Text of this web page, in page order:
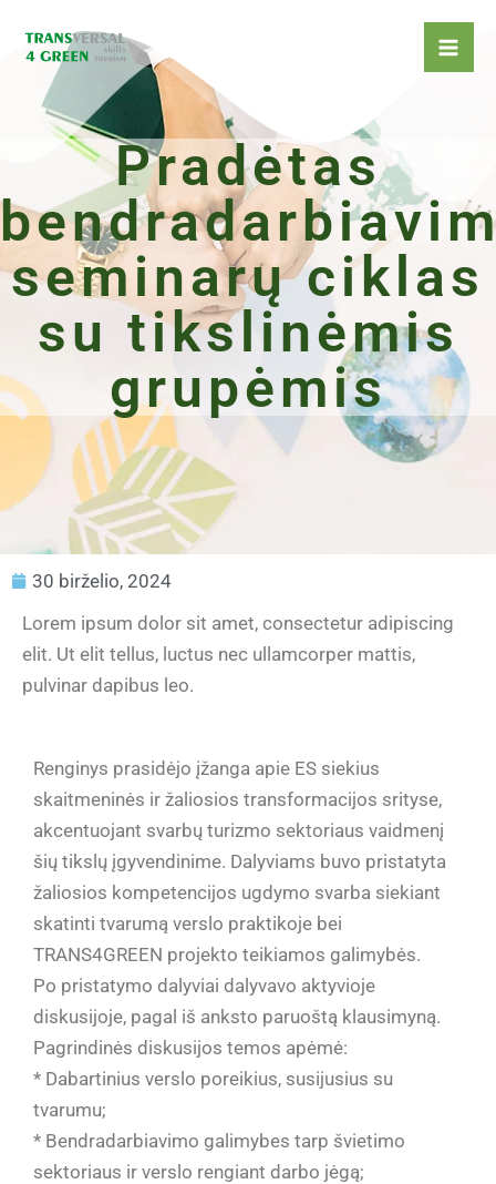
prie
turinio
Pradėtas
seminarų ciklas
su tikslinėmis
grupėmis
30 birželio, 2024
Lorem ipsum dolor sit amet, consectetur adipiscing
elit. Ut elit tellus, luctus nec ullamcorper mattis,
pulvinar dapibus leo.
Renginys prasidėjo įžanga apie ES siekius
skaitmeninės ir žaliosios transformacijos srityse,
akcentuojant svarbų turizmo sektoriaus vaidmenį
šių tikslų įgyvendinime. Dalyviams buvo pristatyta
žaliosios kompetencijos ugdymo svarba siekiant
skatinti tvarumą verslo praktikoje bei
TRANS4GREEN projekto teikiamos galimybės.
Po pristatymo dalyviai dalyvavo aktyvioje
diskusijoje, pagal iš anksto paruoštą klausimyną.
Pagrindinės diskusijos temos apėmė:
* Dabartinius verslo poreikius, susijusius su
tvarumu;
* Bendradarbiavimo galimybes tarp švietimo
sektoriaus ir verslo rengiant darbo jėgą;